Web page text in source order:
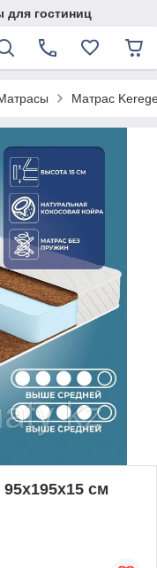
для гостиниц
Матрас
см